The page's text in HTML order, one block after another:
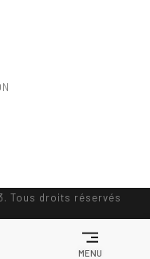
Tous droits réservés
MENU